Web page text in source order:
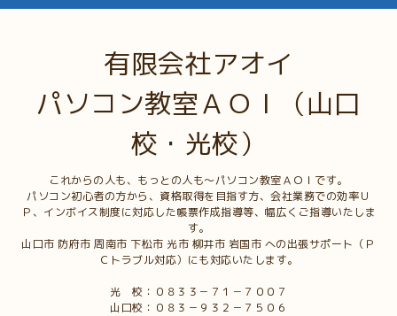
有限会社アオイ
パソコン教室ＡＯＩ（山口
校・光校）
これからの人も、もっとの人も～パソコン教室ＡＯＩです。
パソコン初心者の方から、資格取得を目指す方、会社業務での効率Ｕ
Ｐ、インボイス制度に対応した帳票作成指導等、幅広くご指導いたしま
す。
山口市 防府市 周南市 下松市 光市 柳井市 岩国市 への出張サポート（Ｐ
Ｃトラブル対応）にも対応いたします。
光 校：０８３３－７１－７００７
山口校：０８３－９３２－７５０６